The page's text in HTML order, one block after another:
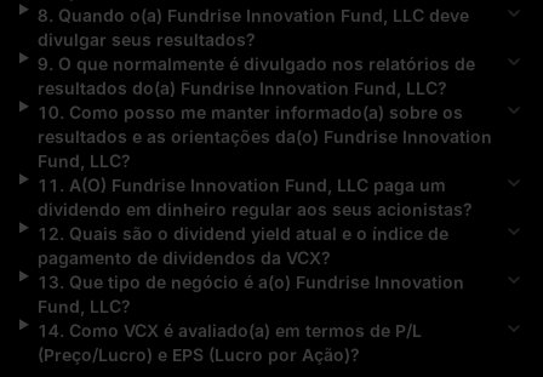
8. Quando o(a) Fundrise Innovation Fund, LLCdeve
divulgar seus resultados?
9. O que normalmente é divulgado nos relatórios de
resultados do(a) Fundrise Innovation Fund, LLC?
10. Como posso me manter informado(a) sobre os
resultados e as orientações da(o) Fundrise Innovation
Fund, LLC?
11 . A(O) Fundrise Innovation Fund, LLCpaga um
dividendo em dinheiro regular aos seus acionistas?
12. Quais são o dividend yield atual e o índice de
pagamento de dividendos da VCX?
13. Que tipo de negócio é a(o) Fundrise Innovation
Fund, LLC?
14. Como VCX é avaliado(a) em termos de P/L
(Preço/Lucro) e EPS (Lucro por Ação)?